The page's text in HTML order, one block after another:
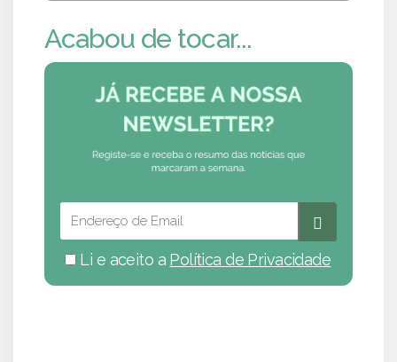
Acabou de tocar...
Li e aceito a Política de Privacidade